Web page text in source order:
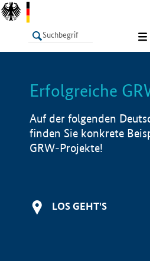
LISTE
Erfolgreiche
Auf der folgenden
finden Sie konkrete
GRW-Projekte!
LOS GEHT'S